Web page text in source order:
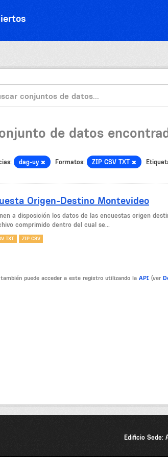
de datos
dag-uy Formatos: ZIP CSV TXT
Origen-Destino Montevideo
a disposición los datos de las encuestas origen
comprimido dentro del cual se...
TXT ZIP CSV
puede acceder a este registro utilizando la API (ver
Edificio Sede: